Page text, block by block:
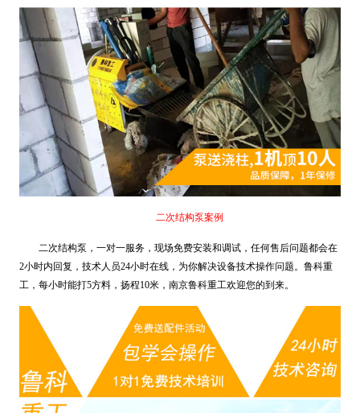
二次结构泵案例
二次结构泵，一对一服务，现场免费安装和调试，任何售后问题都会在
2小时内回复，技术人员24小时在线，为你解决设备技术操作问题。鲁科重
工，每小时能打5方料，扬程10米，南京鲁科重工欢迎您的到来。